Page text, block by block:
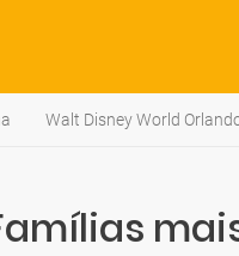
Walt Disney World